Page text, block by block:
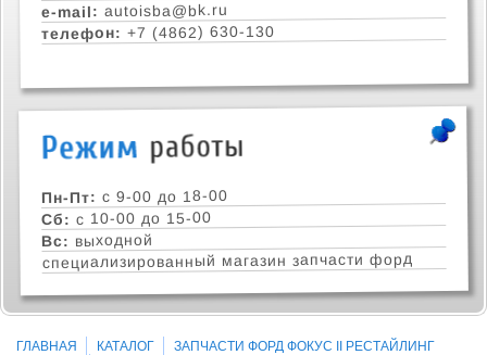
e-mail: autoisba@bk.ru
телефон: +7 (4862) 630-130
Пн-Пт: с 9-00 до 18-00
Сб: с 10-00 до 15-00
Вс: выходной
специализированный магазин запчасти форд
ГЛАВНАЯ КАТАЛОГ
ЗАПЧАСТИ ФОРД ФОКУС II РЕСТАЙЛИНГ